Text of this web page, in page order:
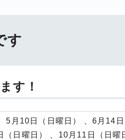
す
す！
5月10日（日曜日） 、6月14
（日曜日） 、10月11日（日